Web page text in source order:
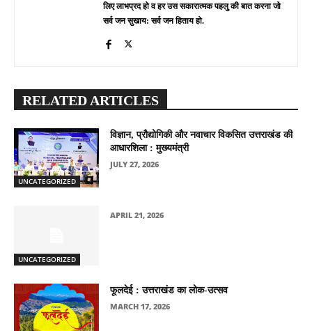
लिए लाभप्रद हो व हर उस सकारात्मक पहलु की बात करना जो
सर्व जन सुखाय: सर्व जन हिताय हो.
RELATED ARTICLES
UNCATEGORIZED
विज्ञान, प्रौद्योगिकी और नवाचार विकसित उत्तराखंड की
आधारशिला : मुख्यमंत्री
JULY 27, 2026
UNCATEGORIZED
APRIL 21, 2026
फूलदेई : उत्तराखंड का लोक-उत्सव
MARCH 17, 2026